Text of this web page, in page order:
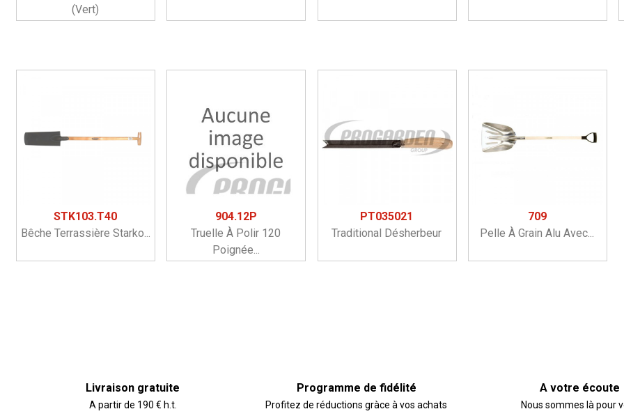
(vert)
STK103.T40
Bêche Terrassière Starko...
904.12P
Truelle À Polir 120
Poignée...
PT035021
Traditional Désherbeur
709
Pelle À Grain Alu Avec...
Livraison gratuite
A partir de 190 € h.t.
Programme de fidélité
Profitez de réductions gràce à vos achats
A votre écoute
Nous sommes là pour